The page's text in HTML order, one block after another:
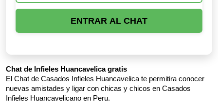
ENTRAR AL CHAT
Chat de Infieles Huancavelica gratis
El Chat de Casados Infieles Huancavelica te permitira conocer
nuevas amistades y ligar con chicas y chicos en Casados
Infieles Huancavelicano en Peru.